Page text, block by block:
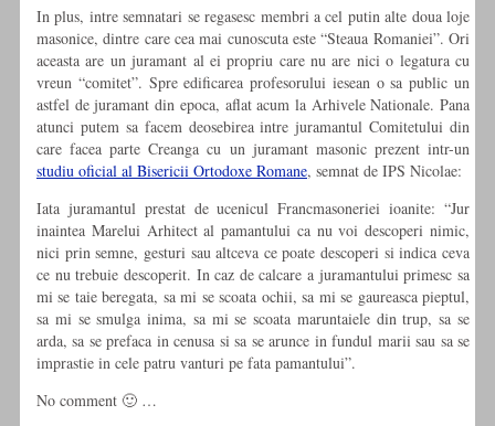
In plus, intre semnatari se regasesc membri a cel putin alte doua loje
masonice, dintre care cea mai cunoscuta este “Steaua Romaniei”. Ori
aceasta are un juramant al ei propriu care nu are nici o legatura cu
vreun “comitet”. Spre edificarea profesorului iesean o sa public un
astfel de juramant din epoca, aflat acum la Arhivele Nationale. Pana
atunci putem sa facem deosebirea intre juramantul Comitetului din
care facea parte Creanga cu un juramant masonic prezent intr-un
studiu oficial al Bisericii Ortodoxe Romane, semnat de IPS Nicolae:
Iata juramantul prestat de ucenicul Francmasoneriei ioanite: “Jur
inaintea Marelui Arhitect al pamantului ca nu voi descoperi nimic,
nici prin semne, gesturi sau altceva ce poate descoperi si indica ceva
ce nu trebuie descoperit. In caz de calcare a juramantului primesc sa
mi se taie beregata, sa mi se scoata ochii, sa mi se gaureasca pieptul,
sa mi se smulga inima, sa mi se scoata maruntaiele din trup, sa se
arda, sa se prefaca in cenusa si sa se arunce in fundul marii sau sa se
imprastie in cele patru vanturi pe fata pamantului”.
No comment 🙂 …